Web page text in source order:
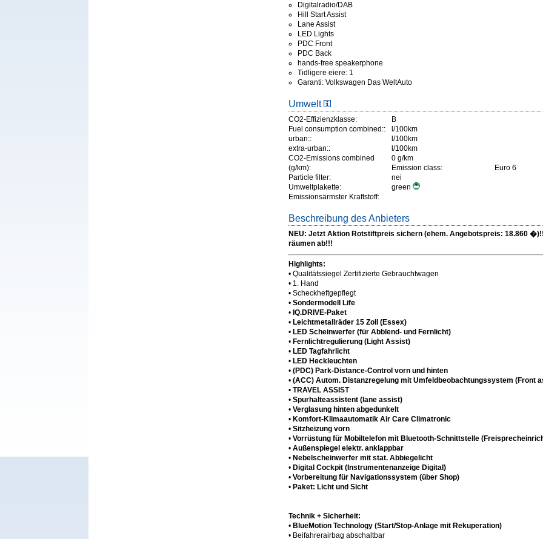
Digitalradio/DAB
Hill Start Assist
Lane Assist
LED Lights
PDC Front
PDC Back
hands-free speakerphone
Tidligere eiere: 1
Garanti: Volkswagen Das WeltAuto
Umwelt
CO2-Effizienzklasse:
B
Fuel consumption combined::
l/100km
urban::
l/100km
extra-urban::
l/100km
CO2-Emissions combined
(g/km):
0 g/km
Emission class:
Euro 6
Particle filter:
nei
Umweltplakette:
green
Emissionsärmster Kraftstoff:
Beschreibung des Anbieters
NEU: Jetzt Aktion Rotstiftpreis sichern (ehem. Angebotspreis: 18.860
räumen ab!!!
Highlights:
• Qualitätssiegel Zertifizierte Gebrauchtwagen
• 1. Hand
• Scheckheftgepflegt
• Sondermodell Life
• IQ.DRIVE-Paket
• Leichtmetallräder 15 Zoll (Essex)
• LED Scheinwerfer (für Abblend- und Fernlicht)
• Fernlichtregulierung (Light Assist)
• LED Tagfahrlicht
• LED Heckleuchten
• (PDC) Park-Distance-Control vorn und hinten
• (ACC) Autom. Distanzregelung mit Umfeldbeobachtungssystem (Front
• TRAVEL ASSIST
• Spurhalteassistent (lane assist)
• Verglasung hinten abgedunkelt
• Komfort-Klimaautomatik Air Care Climatronic
• Sitzheizung vorn
• Vorrüstung für Mobiltelefon mit Bluetooth-Schnittstelle
• Außenspiegel elektr. anklappbar
• Nebelscheinwerfer mit stat. Abbiegelicht
• Digital Cockpit (Instrumentenanzeige Digital)
• Vorbereitung für Navigationssystem (über Shop)
• Paket: Licht und Sicht
Technik + Sicherheit:
• BlueMotion Technology (Start/Stop-Anlage mit Rekuperation)
• Beifahrerairbag abschaltbar